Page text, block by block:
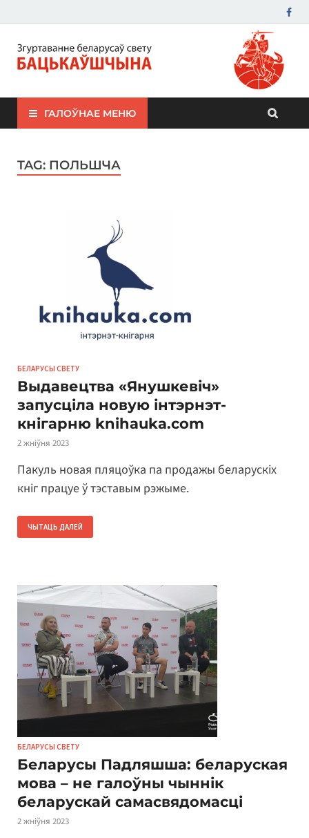
ЗБС "Бацькаўшчына"
ГАЛОЎНАЕ МЕНЮ
TAG: ПОЛЬШЧА
БЕЛАРУСЫ СВЕТУ
Выдавецтва «Янушкевіч»
запусціла новую інтэрнэт-
кнігарню knihauka.com
2 жніўня 2023
Пакуль новая пляцоўка па продажы беларускіх
кніг працуе ў тэставым рэжыме.
ЧЫТАЦЬ ДАЛЕЙ
БЕЛАРУСЫ СВЕТУ
Беларусы Падляшша: беларуская
мова – не галоўны чыннік
беларускай самасвядомасці
2 жніўня 2023